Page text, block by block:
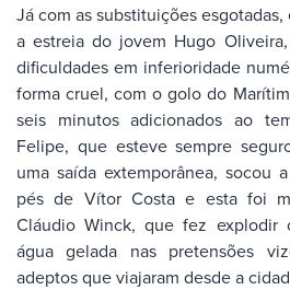
Já com as substituições
a estreia do jovem Hugo
dificuldades em inferioridade
forma cruel, com o golo do
seis minutos adicionados ao
Felipe, que esteve sempre
uma saída extemporânea, socou
pés de Vítor Costa e esta foi
Cláudio Winck, que fez explodir
água gelada nas pretensões
adeptos que viajaram desde a